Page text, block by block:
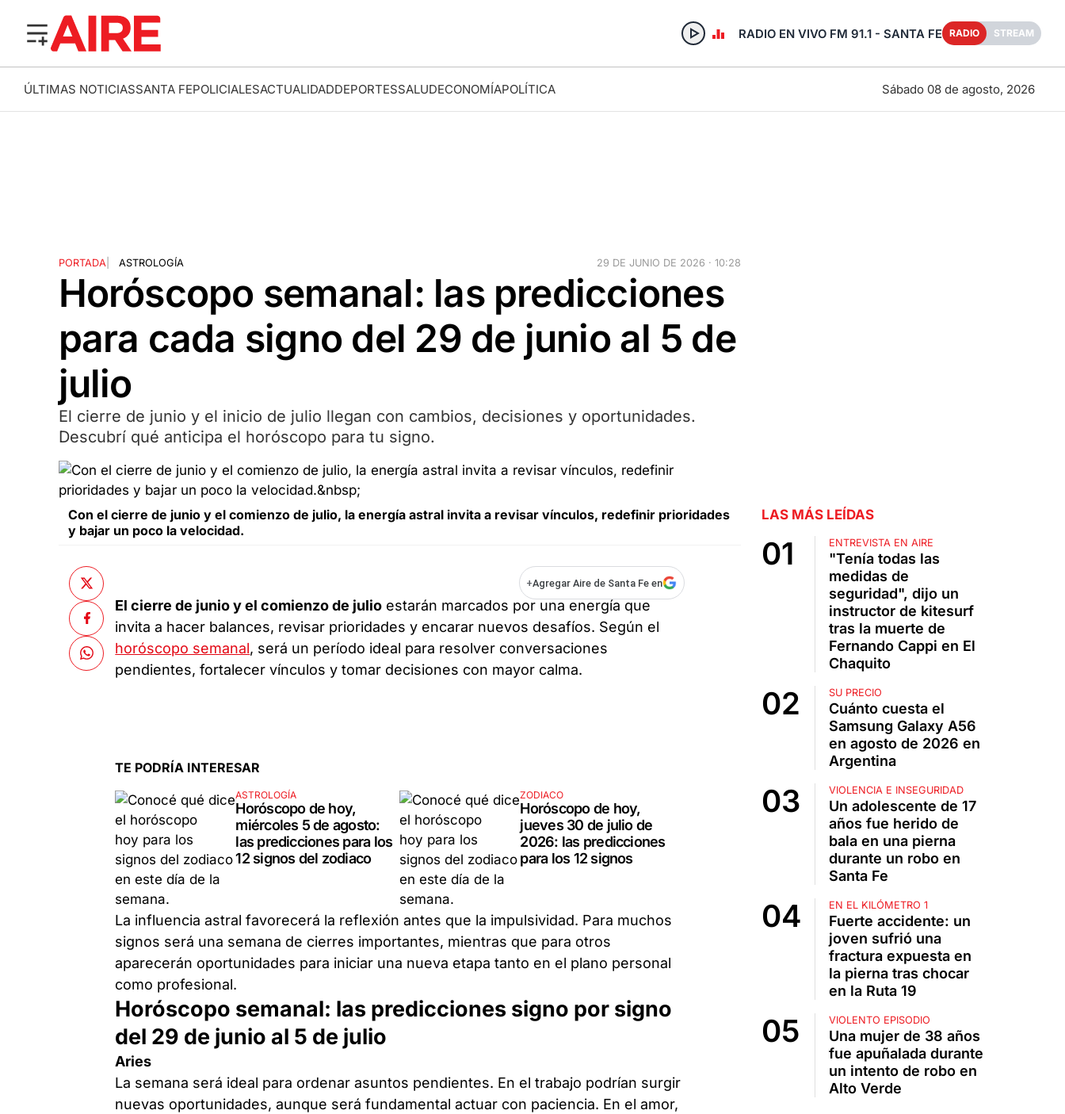
RADIO EN VIVO FM 91.1 - SANTA FE RADIO STREAM
ÚLTIMAS NOTICIASSANTA FEPOLICIALESACTUALIDADDEPORTESSALUDECONOMÍAPOLÍTICA Sábado 08 de agosto, 2026
PORTADA| ASTROLOGÍA 29 DE JUNIO DE 2026 · 10:28
Horóscopo semanal: las predicciones
para cada signo del 29 de junio al 5 de
julio
El cierre de junio y el inicio de julio llegan con cambios, decisiones y oportunidades.
Descubrí qué anticipa el horóscopo para tu signo.
Con el cierre de junio y el comienzo de julio, la energía astral invita a revisar vínculos, redefinir prioridades
y bajar un poco la velocidad.
+Agregar Aire de Santa Fe en
El cierre de junio y el comienzo de julio estarán marcados por una energía que
invita a hacer balances, revisar prioridades y encarar nuevos desafíos. Según el
horóscopo semanal, será un período ideal para resolver conversaciones
pendientes, fortalecer vínculos y tomar decisiones con mayor calma.
TE PODRÍA INTERESAR
ASTROLOGÍA
Horóscopo de hoy,
miércoles 5 de agosto:
las predicciones para los
12 signos del zodiaco
ZODIACO
Horóscopo de hoy,
jueves 30 de julio de
2026: las predicciones
para los 12 signos
La influencia astral favorecerá la reflexión antes que la impulsividad. Para muchos
signos será una semana de cierres importantes, mientras que para otros
aparecerán oportunidades para iniciar una nueva etapa tanto en el plano personal
como profesional.
Horóscopo semanal: las predicciones signo por signo
del 29 de junio al 5 de julio
Aries
La semana será ideal para ordenar asuntos pendientes. En el trabajo podrían surgir
nuevas oportunidades, aunque será fundamental actuar con paciencia. En el amor,
LAS MÁS LEÍDAS
ENTREVISTA EN AIRE
"Tenía todas las
medidas de
seguridad", dijo un
instructor de kitesurf
tras la muerte de
Fernando Cappi en El
Chaquito
SU PRECIO
Cuánto cuesta el
Samsung Galaxy A56
en agosto de 2026 en
Argentina
VIOLENCIA E INSEGURIDAD
Un adolescente de 17
años fue herido de
bala en una pierna
durante un robo en
Santa Fe
EN EL KILÓMETRO 1
Fuerte accidente: un
joven sufrió una
fractura expuesta en
la pierna tras chocar
en la Ruta 19
VIOLENTO EPISODIO
Una mujer de 38 años
fue apuñalada durante
un intento de robo en
Alto Verde